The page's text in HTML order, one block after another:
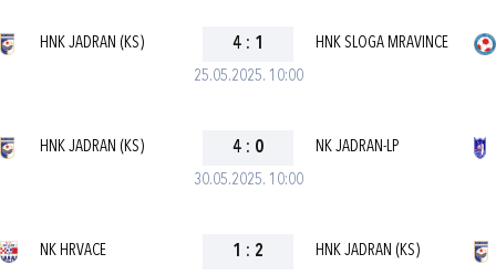
25.05.2025. 10:00
HNK JADRAN (KS) 4 : 1 HNK SLOGA MRAVINCE
30.05.2025. 10:00
HNK JADRAN (KS) 4 : 0 NK JADRAN-LP
NK HRVACE 1 : 2 HNK JADRAN (KS)